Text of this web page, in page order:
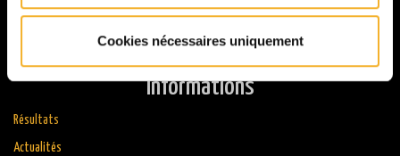
Cookies nécessaires uniquement
Informations
Résultats
Actualités